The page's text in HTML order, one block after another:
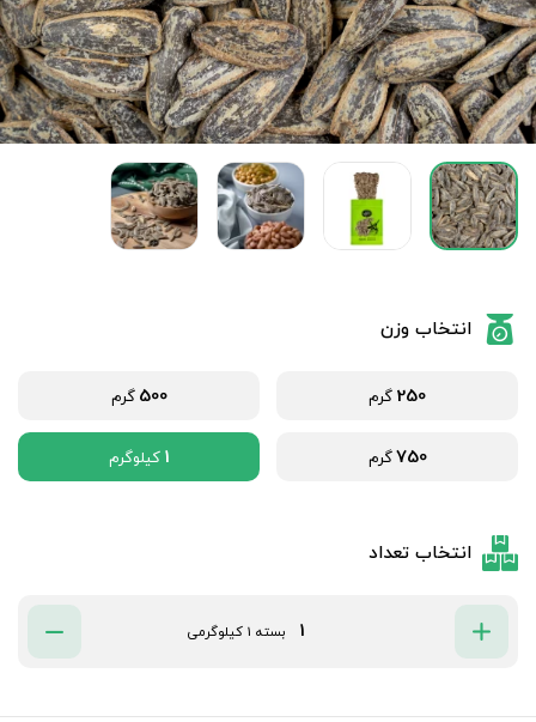
انتخاب وزن
250 گرم 500 گرم
750گرم 1 کیلوگرم
انتخاب تعداد
بسته 1 کیلوگرمی